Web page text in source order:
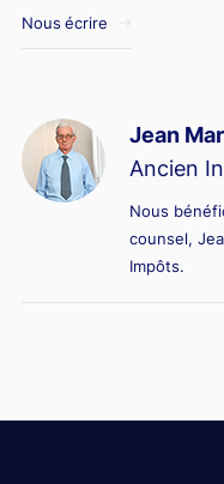
Nous écrire
Jean
Ancien
Nous
counsel,
Impôts.